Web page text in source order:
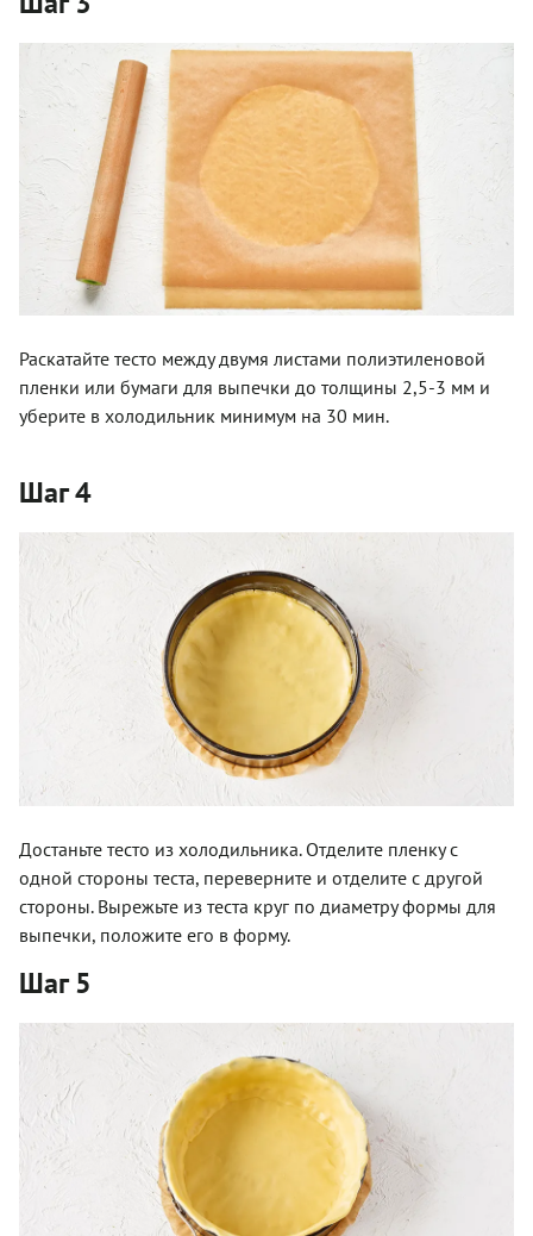
Раскатайте тесто между двумя листами полиэтиленовой
пленки или бумаги для выпечки до толщины 2,5-3 мм и
уберите в холодильник минимум на 30 мин.
Шаг 4
Достаньте тесто из холодильника. Отделите пленку с
одной стороны теста, переверните и отделите с другой
стороны. Вырежьте из теста круг по диаметру формы для
выпечки, положите его в форму.
Шаг 5